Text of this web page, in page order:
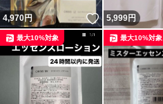
4,970円 いいね！
5,999円
最大10%対象 最大10%対象